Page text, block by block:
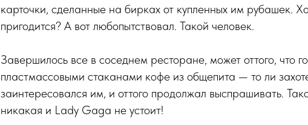
карточки, сделанные на бирках от купленных им рубашек.
пригодится? А вот любопытствовал. Такой человек.
Завершилось все в соседнем ресторане, может оттого, что
пластмассовыми стаканами кофе из общепита — то ли
заинтересовался им, и оттого продолжал выспрашивать.
никакая и Lady Gaga не устоит!